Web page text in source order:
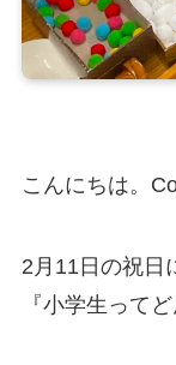
こんにちは。
2月11日の祝日
『小学生って